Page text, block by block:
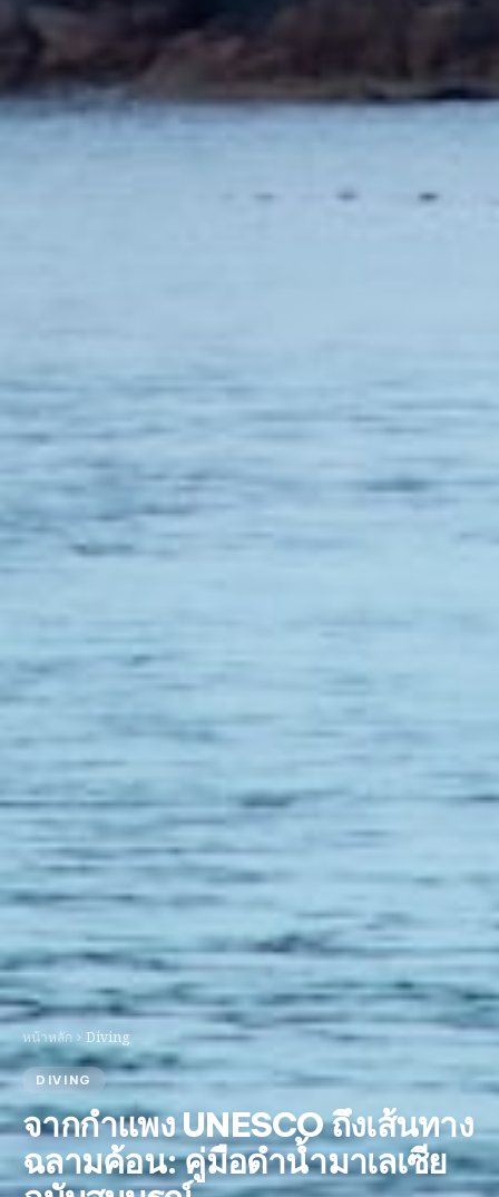
หน้าหลัก Diving
DIVING
จากกำแพง UNESCO ถึงเส้นทาง
ฉลามค้อน: คู่มือดำน้ำมาเลเซีย